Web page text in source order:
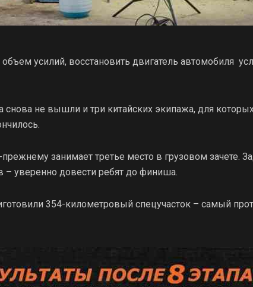
усилий, восстановить двигатель автомобиля
снова не вышли и три китайских экипажа, для
занимает третье место в грузовом зачете.
– уверенно довести ребят до финиша.
354-километровый спецучасток – самый